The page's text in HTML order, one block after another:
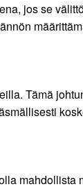
jos se
Tämä
mahdollista